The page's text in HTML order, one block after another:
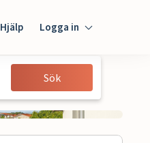
Hjälp Logga in
Gäst
Sök